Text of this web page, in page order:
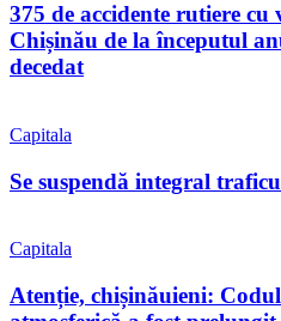
375 de accidente rutiere
Chișinău de la începutul
decedat
Capitala
Se suspendă integral
Capitala
Atenție, chișinăuieni: